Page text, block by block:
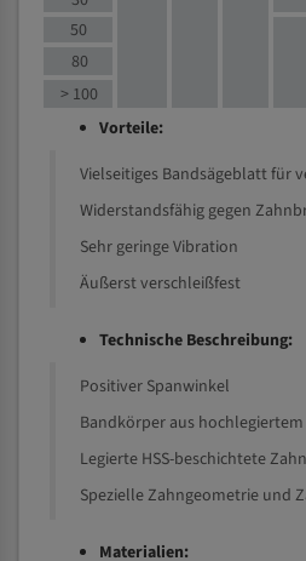
50
80
> 100
Vorteile:
Vielseitiges Bandsägeblatt für
Widerstandsfähig gegen
Sehr geringe Vibration
Äußerst verschleißfest
Technische Beschreibung:
Positiver Spanwinkel
Bandkörper aus
Legierte HSS-beschichtete
Spezielle Zahngeometrie und
Materialien: